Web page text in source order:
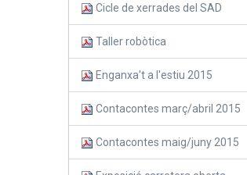
Cicle de xerrades del SAD
Taller robòtica
Enganxa't a l'estiu 2015
Contacontes març/abril 2015
Contacontes maig/juny 2015